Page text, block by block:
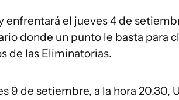
enfrentará el jueves 4 de
donde un punto le basta para
de las Eliminatorias.
9 de setiembre, a la hora